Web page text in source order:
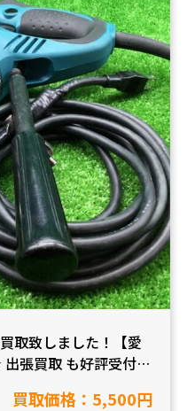
取致しました！【愛
張買取 も好評受付
買取価格：5,500円